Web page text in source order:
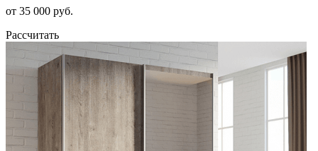
от 35 000 руб.
Рассчитать